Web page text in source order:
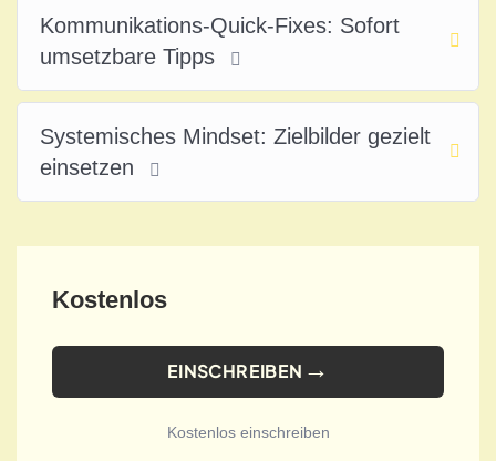
Kommunikations-Quick-Fixes: Sofort
umsetzbare Tipps
Systemisches Mindset: Zielbilder gezielt
einsetzen
Kostenlos
EINSCHREIBEN
Kostenlos einschreiben